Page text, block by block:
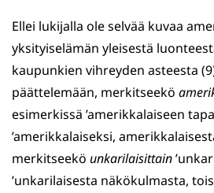
Ellei lukijalla ole selvää kuvaa
yksityiselämän yleisestä
kaupunkien vihreyden asteesta
päättelemään, merkitseekö
esimerkissä ’amerikkalaiseen
’amerikkalaiseksi,
merkitseekö unkarilaisittain
’unkarilaisesta näkökulmasta,